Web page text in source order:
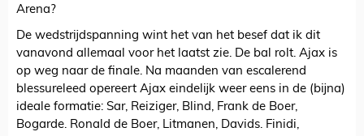
Arena?
De wedstrijdspanning wint het van het besef dat ik dit
vanavond allemaal voor het laatst zie. De bal rolt. Ajax is
op weg naar de finale. Na maanden van escalerend
blessureleed opereert Ajax eindelijk weer eens in de (bijna)
ideale formatie: Sar, Reiziger, Blind, Frank de Boer,
Bogarde. Ronald de Boer, Litmanen, Davids. Finidi,